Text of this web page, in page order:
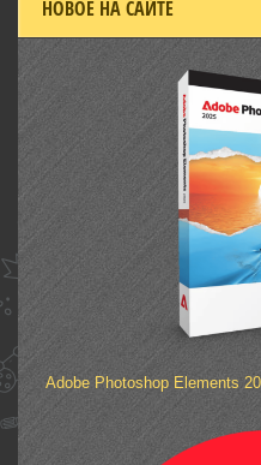
НОВОЕ НА САЙТЕ
Adobe Photoshop Elements